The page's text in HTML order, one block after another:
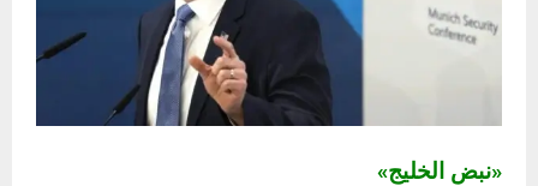
«نبض الخليج»